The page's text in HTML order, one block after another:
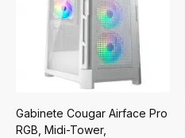
Gabinete Cougar Airface Pro
RGB, Midi-Tower,